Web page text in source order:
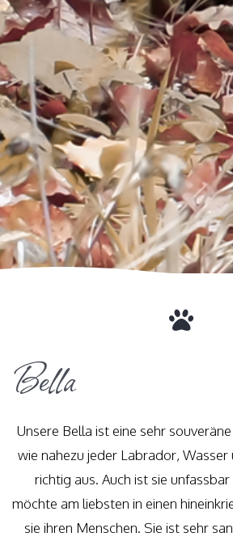
Bella
Unsere Bella ist eine sehr
wie nahezu jeder Labrador,
richtig aus. Auch ist sie
möchte am liebsten in einen
sie ihren Menschen. Sie ist sehr